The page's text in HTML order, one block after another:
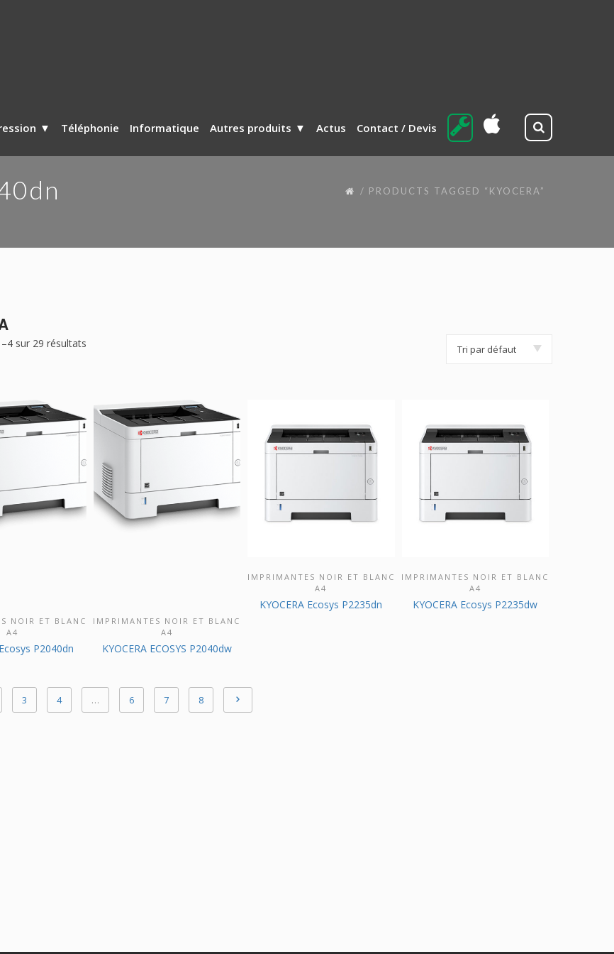
Téléphonie Informatique Autres produits Actus Contact / Devis
PRODUCTS TAGGED “KYOCERA”
sur 29 résultats Tri par défaut
CE PRODUIT
NOIR ET BLANC
A4
P2040dn
DÉCOUVRIR CE PRODUIT
IMPRIMANTES NOIR ET BLANC
A4
KYOCERA ECOSYS P2040dw
DÉCOUVRIR CE PRODUIT
IMPRIMANTES NOIR ET BLANC
A4
KYOCERA Ecosys P2235dn
DÉCOUVRIR CE PRODUIT
IMPRIMANTES NOIR ET BLANC
A4
KYOCERA Ecosys P2235dw
3 4 … 6 7 8